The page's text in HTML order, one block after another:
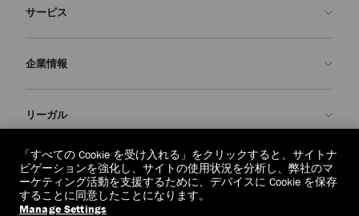
よくあるご質問
返品を申請
配送
交換・返品
サービス
Made-to-Order
保証
企業情報
ブランドの歴史
JC World
社会への貢献
私たちの責任
リーガル
プライバシーポリシー
利用規約
忘れられる権利
regionselector.country. (€)
「すべての Cookie を受け入れる」をクリックすると、サイトナ
ビゲーションを強化し、サイトの使用状況を分析し、弊社のマ
ーケティング活動を支援するために、デバイスに Cookie を保存
することに同意したことになります。
Manage Settings